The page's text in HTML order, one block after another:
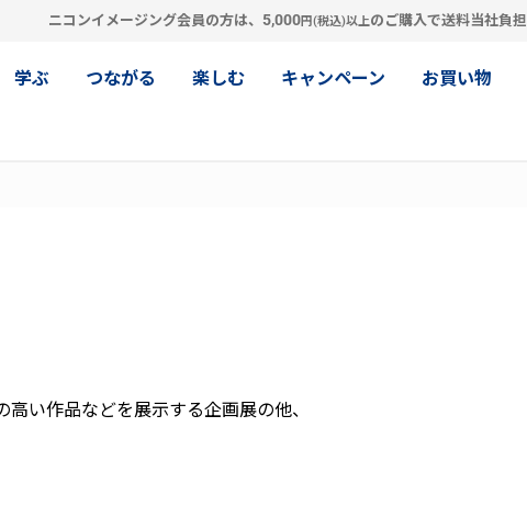
ニコンイメージング会員の方は、 5,000円(税込)以上のご購入で送料当社負担
学ぶ つながる 楽しむ キャンペーン お買い物
い作品などを展示する企画展の他、